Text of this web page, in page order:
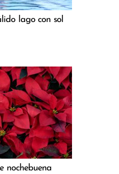
lago con sol
nochebuena